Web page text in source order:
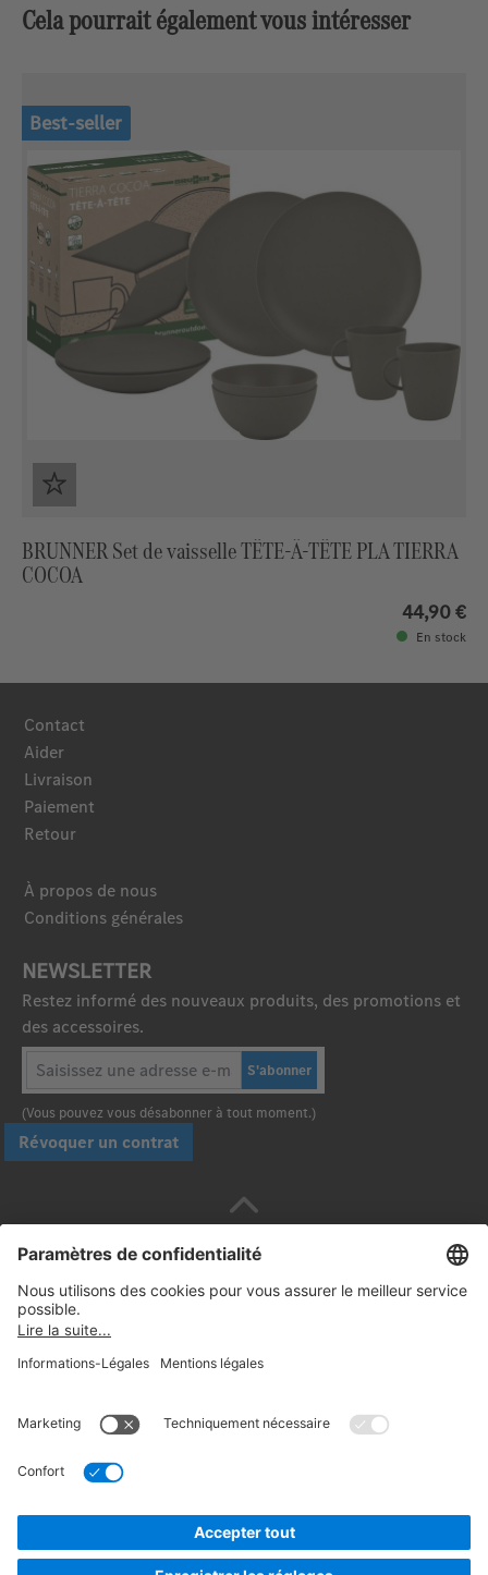
Cela pourrait également vous intéresser
Best-seller
BRUNNER Set de vaisselle TÊTE-Â-TÊTE PLA TIERRA
COCOA
44,90 €
En stock
Contact
Aider
Livraison
Paiement
Retour
À propos de nous
Conditions générales
NEWSLETTER
Restez informé des nouveaux produits, des promotions et
des accessoires.
S'abonner
(Vous pouvez vous désabonner à tout moment.)
Révoquer un contrat
Payez en toute sécurité avec :
© 2026. Daimler Truck AG. Tous droits réservés.
Informations Légales
Rétractation
légales